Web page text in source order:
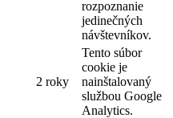
rozpoznanie
jedinečných
návštevníkov.
2 roky
Tento súbor
cookie je
nainštalovaný
službou Google
Analytics.